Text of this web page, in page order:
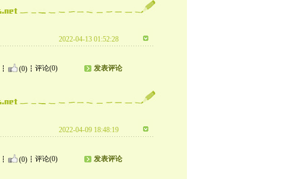
2022-04-13 01:52:28
(0) 评论(0) 发表评论
2022-04-09 18:48:19
(0) 评论(0) 发表评论